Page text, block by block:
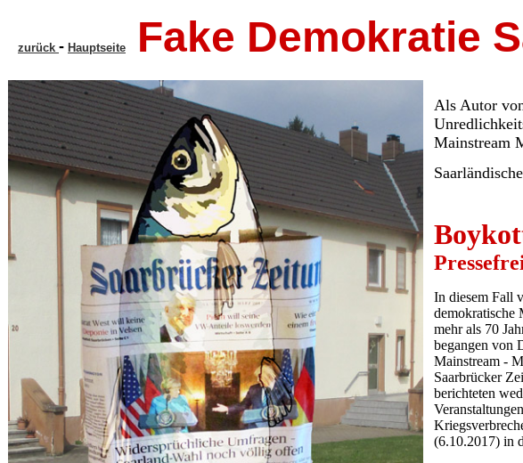
Als Autor
Mainstream
In diesem Fall
demokratische
mehr als 70
begangen von
Mainstream -
Saarbrücker
berichteten
(6.10.2017) in
zurück - Hauptseite Fake Demokratie